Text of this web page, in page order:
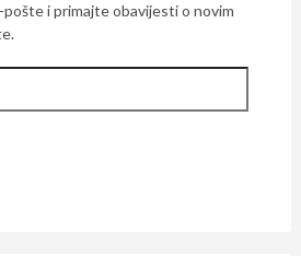
i primajte obavijesti o novim